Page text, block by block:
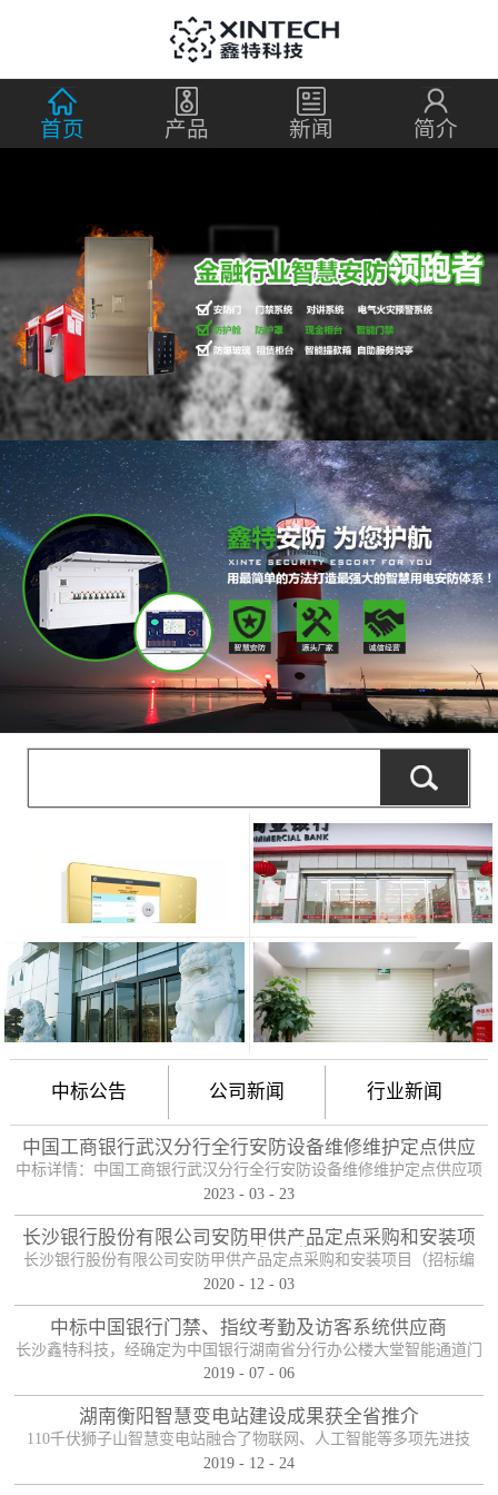
首页 产品 新闻 简介
中标公告 公司新闻 行业新闻
中国工商银行武汉分行全行安防设备维修维护定点供应
项目
中标详情：中国工商银行武汉分行全行安防设备维修维护定点供应项
目（项目编号：HBZTH-FW-2022-106），于2023年2月3日以公开招
定贵单位为本项目2包的入围供应商。中标产品：防护舱
2023 - 03 - 23
长沙银行股份有限公司安防甲供产品定点采购和安装项
目——中标公告
长沙银行股份有限公司安防甲供产品定点采购和安装项目（招标编
号：0646-204HNGL500）评标工作已经结束，经评标委员会认真评
的中标人。包一采购内容为：1、甲级木质防火门；2、防尾随联动互
锁安全门；3、自助银行安全防护门；4、甲级防盗安全门（优质
钢）；5、钢化玻璃自动感应门、防砸玻璃自动感应，和电机；6、银
行专用防盗卷帘门（含电机、控...
2020 - 12 - 03
中标中国银行门禁、指纹考勤及访客系统供应商
长沙鑫特科技，经确定为中国银行湖南省分行办公楼大堂智能通道门
禁、指纹考勤、访客系统采购项目供应商。门禁指纹考勤系统
2019 - 07 - 06
湖南衡阳智慧变电站建设成果获全省推介
110千伏狮子山智慧变电站融合了物联网、人工智能等多项先进技
术，是设备侧电力物联网建设在专业领域的最佳实践。”近日，国网
2019 - 12 - 24